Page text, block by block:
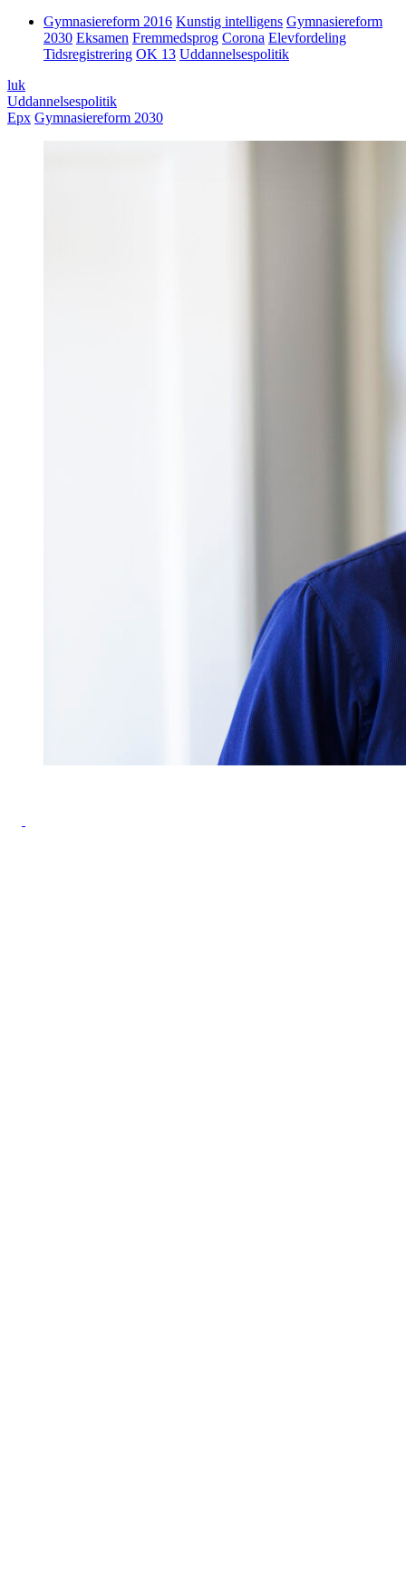
Gymnasiereform 2016 Kunstig intelligens Gymnasiereform
2030 Eksamen Fremmedsprog Corona Elevfordeling
Tidsregistrering OK 13 Uddannelsespolitik
luk
Uddannelsespolitik
Epx Gymnasiereform 2030